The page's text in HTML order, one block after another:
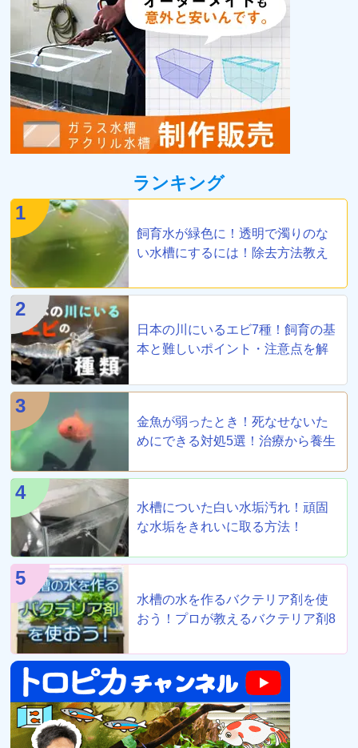
ランキング
1
飼育水が緑色に！透明で濁りのな
い水槽にするには！除去方法教え
2
日本の川にいるエビ7種！飼育の基
本と難しいポイント・注意点を解
3
金魚が弱ったとき！死なせないた
めにできる対処5選！治療から養生
4
水槽についた白い水垢汚れ！頑固
な水垢をきれいに取る方法！
5
水槽の水を作るバクテリア剤を使
おう！プロが教えるバクテリア剤8